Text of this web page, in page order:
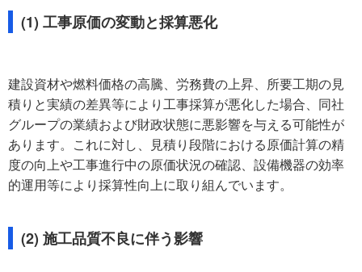
(1) 工事原価の変動と採算悪化
建設資材や燃料価格の高騰、労務費の上昇、所要工期の見
積りと実績の差異等により工事採算が悪化した場合、同社
グループの業績および財政状態に悪影響を与える可能性が
あります。これに対し、見積り段階における原価計算の精
度の向上や工事進行中の原価状況の確認、設備機器の効率
的運用等により採算性向上に取り組んでいます。
(2) 施工品質不良に伴う影響